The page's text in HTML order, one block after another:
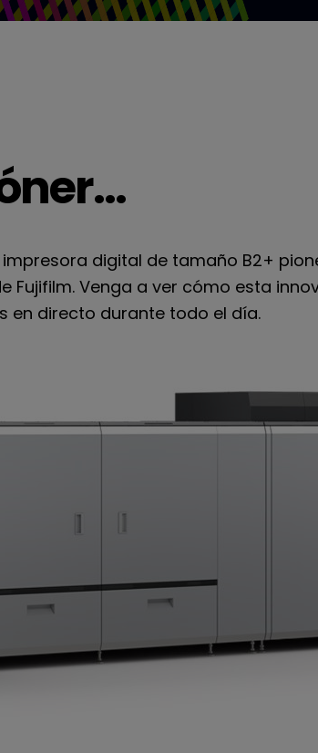
digital de tamaño B2+
Fujifilm. Venga a ver cómo esta
en directo durante todo el día.